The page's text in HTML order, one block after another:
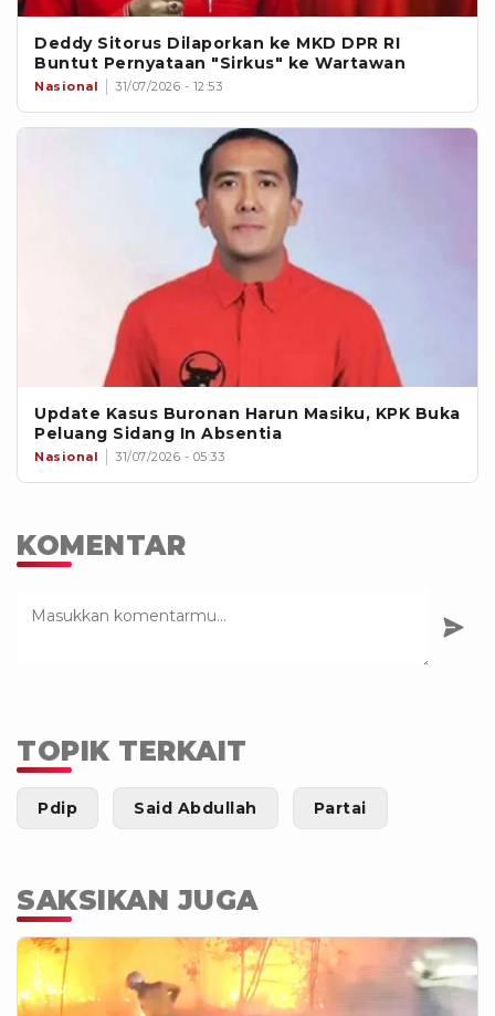
Deddy Sitorus Dilaporkan ke MKD DPR RI
Buntut Pernyataan "Sirkus" ke Wartawan
Nasional 31/07/2026 - 12:53
Update Kasus Buronan Harun Masiku, KPK Buka
Peluang Sidang In Absentia
Nasional 31/07/2026 - 05:33
KOMENTAR
TOPIK TERKAIT
Pdip Said Abdullah Partai
SAKSIKAN JUGA